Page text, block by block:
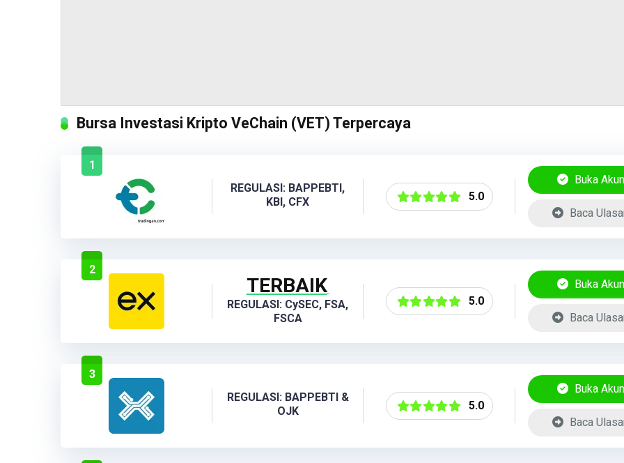
Bursa Investasi Kripto VeChain (VET) Terpercaya
1
REGULASI: BAPPEBTI,
KBI, CFX
5.0
Buka Akun
Baca
2
TERBAIK
REGULASI: CySEC, FSA,
FSCA
5.0
Buka Akun
Baca
3
REGULASI: BAPPEBTI &
OJK
5.0
Buka Akun
Baca